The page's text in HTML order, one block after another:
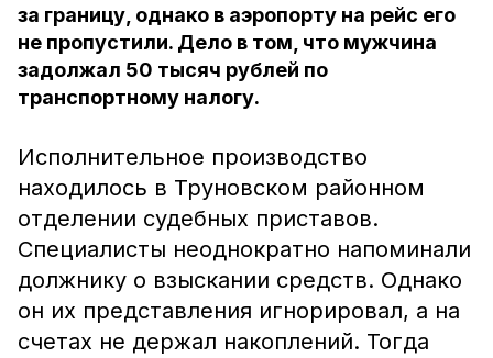
за границу, однако в аэропорту на рейс его
не пропустили. Дело в том, что мужчина
задолжал 50 тысяч рублей по
транспортному налогу.
Исполнительное производство
находилось в Труновском районном
отделении судебных приставов.
Специалисты неоднократно напоминали
должнику о взыскании средств. Однако
он их представления игнорировал, а на
счетах не держал накоплений. Тогда